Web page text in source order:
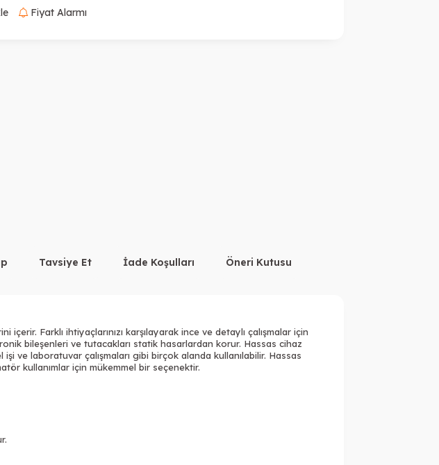
Fiyat Alarmı
Tavsiye Et İade Koşulları Öneri Kutusu
Farklı ihtiyaçlarınızı karşılayarak ince ve detaylı çalışmalar için
bileşenleri ve tutacakları statik hasarlardan korur. Hassas cihaz
ve laboratuvar çalışmaları gibi birçok alanda kullanılabilir. Hassas
kullanımlar için mükemmel bir seçenektir.